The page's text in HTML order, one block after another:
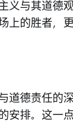
义与其道德
上的胜者，
道德责任的深
安排。这一